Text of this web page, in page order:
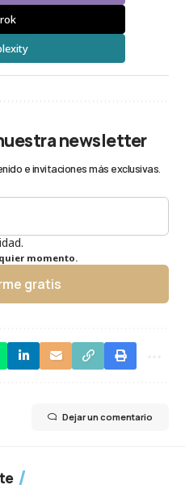
newsletter
e invitaciones más exclusivas.
momento.
gratis
Dejar un comentario